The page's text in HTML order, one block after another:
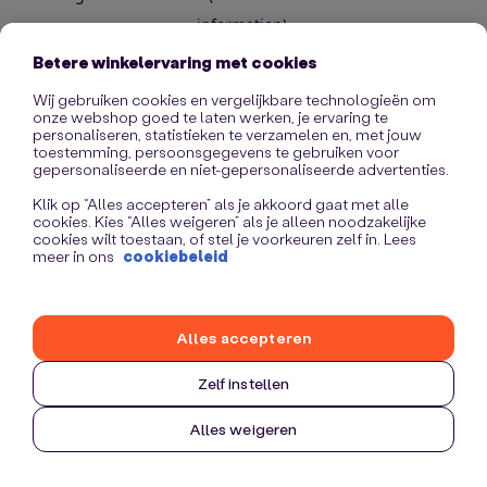
information).
Betere winkelervaring met cookies
Wij gebruiken cookies en vergelijkbare technologieën om
onze webshop goed te laten werken, je ervaring te
personaliseren, statistieken te verzamelen en, met jouw
toestemming, persoonsgegevens te gebruiken voor
gepersonaliseerde en niet-gepersonaliseerde advertenties.
Klik op “Alles accepteren” als je akkoord gaat met alle
cookies. Kies “Alles weigeren” als je alleen noodzakelijke
cookies wilt toestaan, of stel je voorkeuren zelf in. Lees
meer in ons cookiebeleid
Zelf instellen
Alles weigeren
Alles accepteren